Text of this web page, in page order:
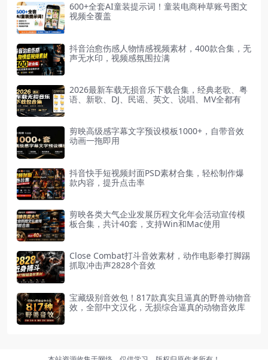
600+全套AI童装提示词！童装电商种草账号图文
视频全覆盖
抖音治愈伤感人物情感视频素材，400款合集，无
声无水印，视频感氛围拉满
2026最新车载无损音乐下载合集，经典老歌、粤
语、新歌、DJ、民谣、英文、说唱、MV全都有
剪映高级感字幕文字预设模板1000+，自带音效
动画一拖即用
抖音快手短视频封面PSD素材合集，轻松制作爆
款内容，提升点击率
剪映各类大气企业发展历程文化年会活动宣传模
板合集，共计40套，支持Win和Mac使用
Close Combat打斗音效素材，动作电影拳打脚踢
抓取冲击声2828个音效
宝藏级别音效包！817款真实且逼真的野兽动物音
效，全部中文汉化，无损综合逼真的动物音效库